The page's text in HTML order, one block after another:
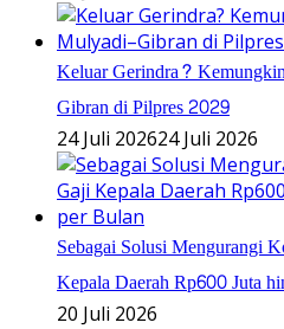
Keluar Gerindra?
Gibran di Pilpres 2029
24 Juli 202624 Juli 2026
Sebagai Solusi Mengurangi
Kepala Daerah Rp600 Juta
20 Juli 2026